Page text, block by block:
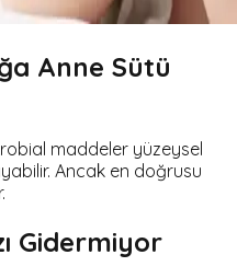
Anne Sütü
maddeler yüzeysel
Ancak en doğrusu
Gidermiyor